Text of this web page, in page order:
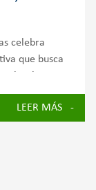
celebra
que busca
hacia un
LEER MÁS